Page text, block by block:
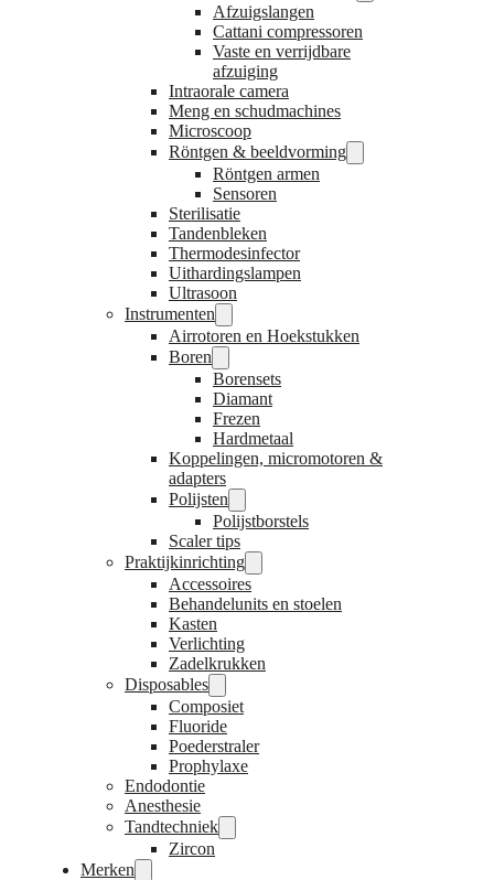
Afzuigslangen
Cattani compressoren
Vaste en verrijdbare
afzuiging
Intraorale camera
Meng en schudmachines
Microscoop
Röntgen & beeldvorming
Röntgen armen
Sensoren
Sterilisatie
Tandenbleken
Thermodesinfector
Uithardingslampen
Ultrasoon
Instrumenten
Airrotoren en Hoekstukken
Boren
Borensets
Diamant
Frezen
Hardmetaal
Koppelingen, micromotoren &
adapters
Polijsten
Polijstborstels
Scaler tips
Praktijkinrichting
Accessoires
Behandelunits en stoelen
Kasten
Verlichting
Zadelkrukken
Disposables
Composiet
Fluoride
Poederstraler
Prophylaxe
Endodontie
Anesthesie
Tandtechniek
Zircon
Merken